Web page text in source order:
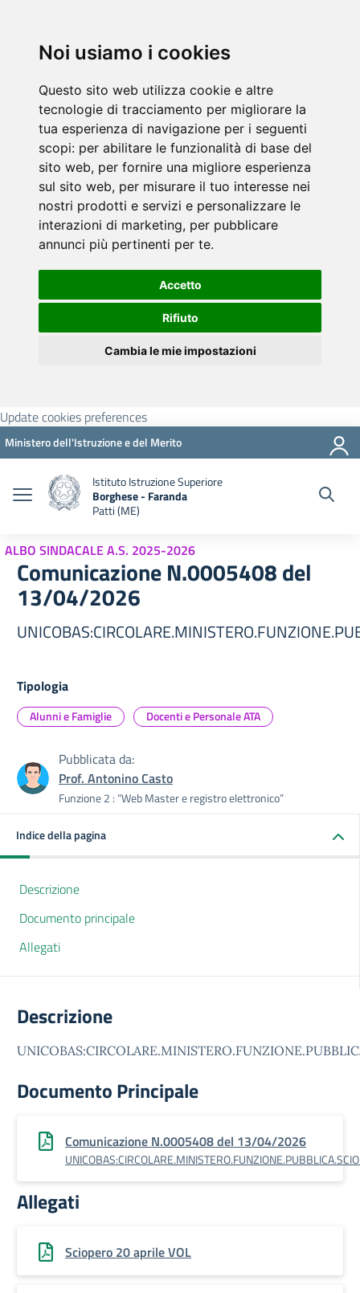
Noi usiamo i cookies
Questo sito web utilizza cookie e altre
tecnologie di tracciamento per migliorare la
tua esperienza di navigazione per i seguenti
scopi: per abilitare le funzionalità di base del
sito web, per fornire una migliore esperienza
sul sito web, per misurare il tuo interesse nei
nostri prodotti e servizi e personalizzare le
interazioni di marketing, per pubblicare
annunci più pertinenti per te.
Accetto
Rifiuto
Cambia le mie impostazioni
Update cookies preferences
Ministero dell'Istruzione e del Merito
Istituto Istruzione Superiore
Borghese - Faranda
Patti (ME)
ALBO SINDACALE A.S. 2025-2026
Comunicazione N.0005408 del
13/04/2026
Tipologia
Alunni e Famiglie Docenti e Personale ATA
Pubblicata da:
Prof. Antonino Casto
Funzione 2 : “Web Master e registro elettronico”
Indice della pagina
Descrizione
Documento principale
Allegati
Descrizione
Documento Principale
Comunicazione N.0005408 del 13/04/2026
Allegati
Sciopero 20 aprile VOL